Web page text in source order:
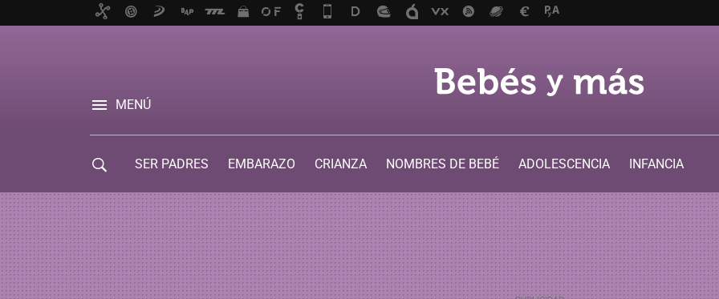
MENÚ
SER PADRES EMBARAZO CRIANZA NOMBRES DE BEBÉ ADOLESCENCIA
INFANCIA